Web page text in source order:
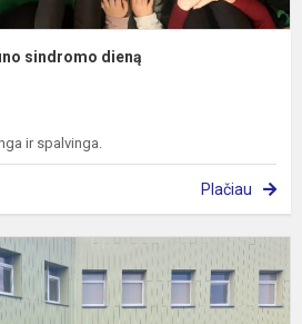
sindromo dieną
ir spalvinga.
Plačiau